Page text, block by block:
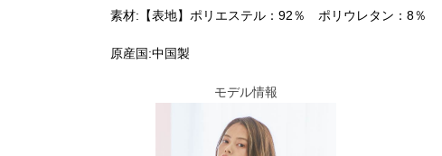
素材:【表地】ポリエステル：92％ ポリウレタン：8％
原産国:中国製
モデル情報